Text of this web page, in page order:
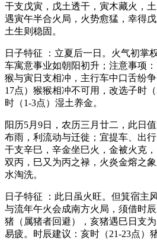
干支戊寅，戊土透干，寅木藏火，
遇寅午半合火局，火势愈猛，幸得
土生则稳固。
日子特征 ：立夏后一日。火气初掌
车寓意事业如朝阳初升；注意事项
猴与寅日支相冲，主行车中口舌纷
17点）猴猴相冲不可用，改选子时
时（1-3点）湿土养金。
阳历5月9日，农历三月廿二，此日
布雨，利流动与迁徙；宜提车、出
干支辛巳，辛金坐巳火，金被火克
双丙，巳又为丙之禄，火炎金熔之
水淘洗。
日子特征 ：此日虽火旺。但箕宿主
与流年午火会成南方火局，须借时
猪（属猪者回避），亥猪遇巳日支
易疲。时辰建议：亥时（21-23点）